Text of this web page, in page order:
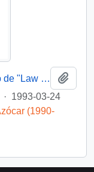
[Invitación a participar como miembro de "Law Group"]
· 1993-03-24
(1990-